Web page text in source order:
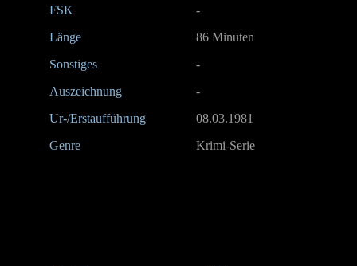
FSK
-
Länge
86 Minuten
Sonstiges
-
Auszeichnung
-
Ur-/Erstaufführung
08.03.1981
Genre
Krimi-Serie